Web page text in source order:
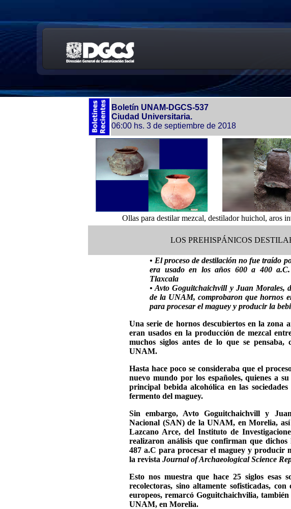
Boletín UNAM-DGCS-537
Ciudad Universitaria.
06:00 hs. 3 de septiembre de 2018
Ollas para destilar mezcal, destilador huichol, aros
LOS PREHISPÁNICOS
• El proceso de destilación no fue traído
era usado en los años 600 a 400
Tlaxcala
• Avto Goguitchaichvill y Juan Morales,
de la UNAM, comprobaron que hornos
para procesar el maguey y producir la
Una serie de hornos descubiertos en la zona
eran usados en la producción de mezcal
muchos siglos antes de lo que se
UNAM.
Hasta hace poco se consideraba que el
nuevo mundo por los españoles, quienes a
principal bebida alcohólica en las
fermento del maguey.
Sin embargo, Avto Goguitchaichvill y
Nacional (SAN) de la UNAM, en Morelia,
Lazcano Arce, del Instituto de
realizaron análisis que confirman que
487 a.C para procesar el maguey y producir
la revista Journal of Archaeological Science
Esto nos muestra que hace 25 siglos esas
recolectoras, sino altamente sofisticadas,
europeos, remarcó Goguitchaichvilia,
UNAM, en Morelia.